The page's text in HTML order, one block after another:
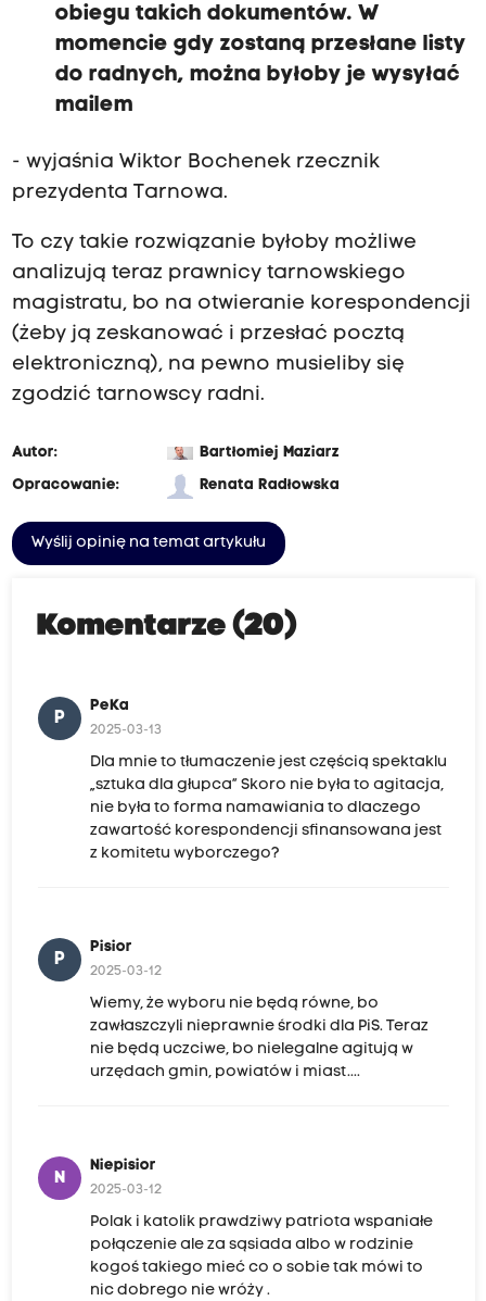
obiegu takich dokumentów. W
momencie gdy zostaną przesłane listy
do radnych, można byłoby je wysyłać
mailem
- wyjaśnia Wiktor Bochenek rzecznik
prezydenta Tarnowa.
To czy takie rozwiązanie byłoby możliwe
analizują teraz prawnicy tarnowskiego
magistratu, bo na otwieranie korespondencji
(żeby ją zeskanować i przesłać pocztą
elektroniczną), na pewno musieliby się
zgodzić tarnowscy radni.
Autor:
Bartłomiej Maziarz
Opracowanie:
Renata Radłowska
Wyślij opinię na temat artykułu
Komentarze (20)
P
PeKa
2025-03-13
Dla mnie to tłumaczenie jest częścią spektaklu
„sztuka dla głupca” Skoro nie była to agitacja,
nie była to forma namawiania to dlaczego
zawartość korespondencji sfinansowana jest
z komitetu wyborczego?
P
Pisior
2025-03-12
Wiemy, że wyboru nie będą równe, bo
zawłaszczyli nieprawnie środki dla PiS. Teraz
nie będą uczciwe, bo nielegalne agitują w
urzędach gmin, powiatów i miast....
N
Niepisior
2025-03-12
Polak i katolik prawdziwy patriota wspaniałe
połączenie ale za sąsiada albo w rodzinie
kogoś takiego mieć co o sobie tak mówi to
nic dobrego nie wróży .